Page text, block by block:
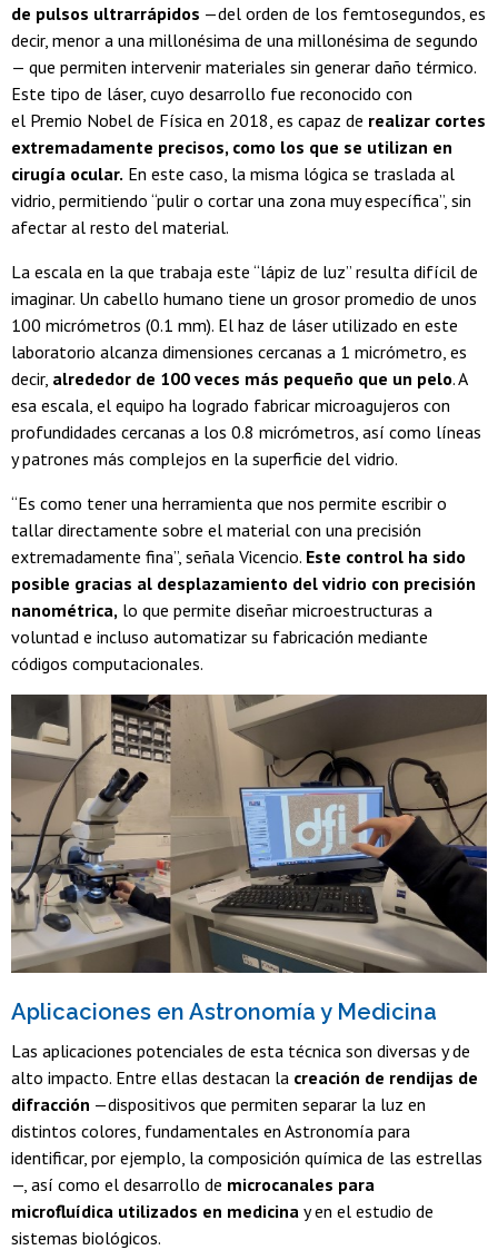
de pulsos ultrarrápidos —del orden de los femtosegundos, es
decir, menor a una millonésima de una millonésima de segundo
— que permiten intervenir materiales sin generar daño térmico.
Este tipo de láser, cuyo desarrollo fue reconocido con
el Premio Nobel de Física en 2018, es capaz de realizar cortes
extremadamente precisos, como los que se utilizan en
cirugía ocular. En este caso, la misma lógica se traslada al
vidrio, permitiendo “pulir o cortar una zona muy específica”, sin
afectar al resto del material.
La escala en la que trabaja este “lápiz de luz” resulta difícil de
imaginar. Un cabello humano tiene un grosor promedio de unos
100 micrómetros (0.1 mm). El haz de láser utilizado en este
laboratorio alcanza dimensiones cercanas a 1 micrómetro, es
decir, alrededor de 100 veces más pequeño que un pelo. A
esa escala, el equipo ha logrado fabricar microagujeros con
profundidades cercanas a los 0.8 micrómetros, así como líneas
y patrones más complejos en la superficie del vidrio.
“Es como tener una herramienta que nos permite escribir o
tallar directamente sobre el material con una precisión
extremadamente fina”, señala Vicencio. Este control ha sido
posible gracias al desplazamiento del vidrio con precisión
nanométrica, lo que permite diseñar microestructuras a
voluntad e incluso automatizar su fabricación mediante
códigos computacionales.
Aplicaciones en Astronomía y Medicina
Las aplicaciones potenciales de esta técnica son diversas y de
alto impacto. Entre ellas destacan la creación de rendijas de
difracción —dispositivos que permiten separar la luz en
distintos colores, fundamentales en Astronomía para
identificar, por ejemplo, la composición química de las estrellas
—, así como el desarrollo de microcanales para
microfluídica utilizados en medicina y en el estudio de
sistemas biológicos.